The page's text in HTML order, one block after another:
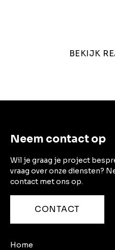
BEKIJK
Neem contact op
Wil je graag je project
vraag over onze diensten?
contact met ons op.
CONTACT
Home